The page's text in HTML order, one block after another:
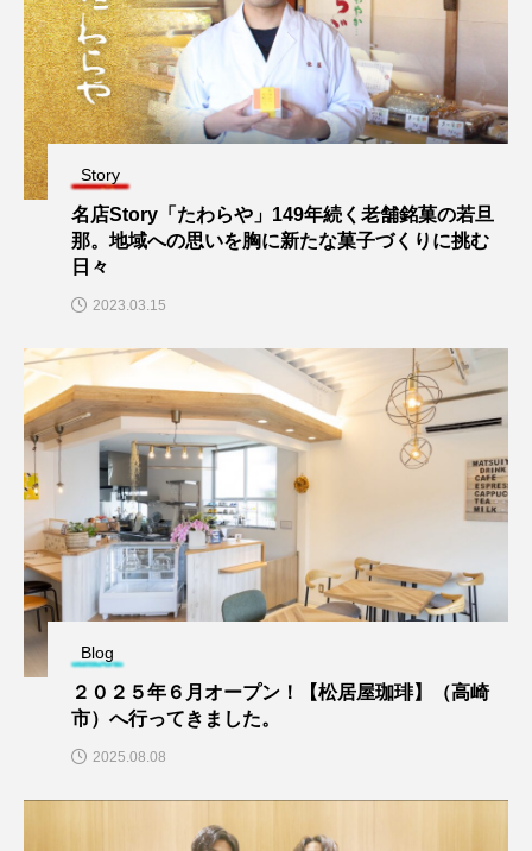
Story
名店Story「たわらや」149年続く老舗銘菓の若旦
那。地域への思いを胸に新たな菓子づくりに挑む
日々
2023.03.15
Blog
２０２５年６月オープン！【松居屋珈琲】（高崎
市）へ行ってきました。
2025.08.08